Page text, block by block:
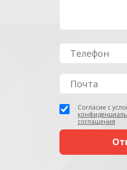
Согласие с
соглашения